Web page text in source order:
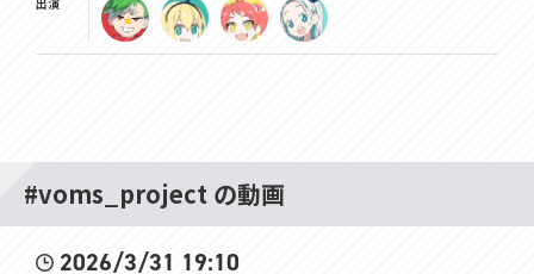
#voms_project の動画
2026/3/31 19:10